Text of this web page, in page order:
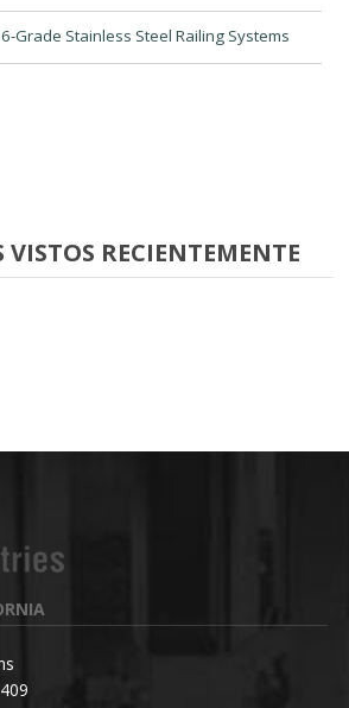
Grade Stainless Steel Railing Systems
RECIENTEMENTE